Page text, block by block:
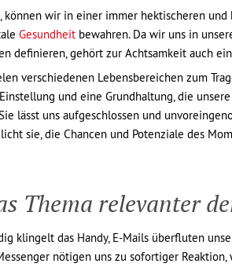
können wir in einer immer hektischeren
Gesundheitbewahren. Da wir uns in
definieren, gehört zur Achtsamkeit auch
verschiedenen Lebensbereichen zum
und eine Grundhaltung, die
lässt uns aufgeschlossen und
sie, die Chancen und Potenziale des
Thema relevanter
klingelt das Handy, E-Mails überfluten
nötigen uns zu sofortiger